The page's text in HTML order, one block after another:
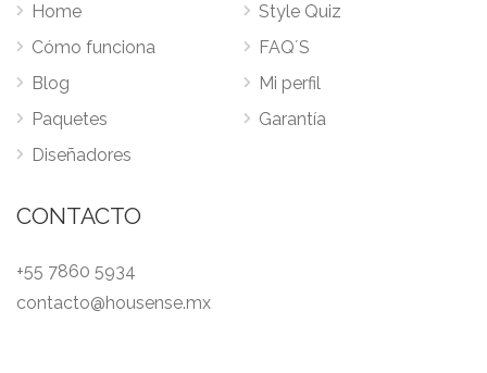
Home
Cómo funciona
Blog
Paquetes
Diseñadores
Style Quiz
FAQ´S
Mi perfil
Garantía
CONTACTO
+55 7860 5934
contacto@housense.mx